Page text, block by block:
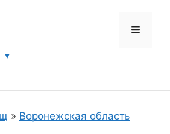
Меню
» Воронежская область